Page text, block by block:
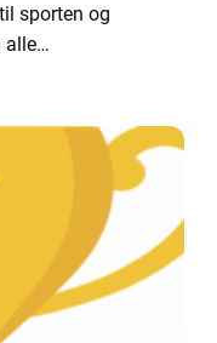
sporten og
alle